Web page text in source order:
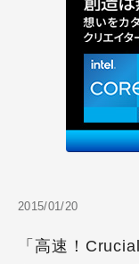
2015/01/20
「高速！